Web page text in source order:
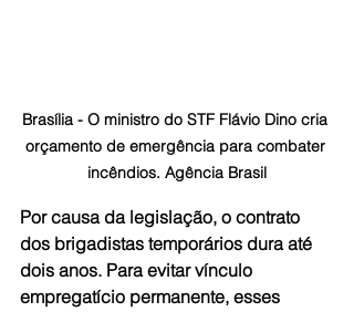
Brasília - O ministro do STF Flávio Dino cria
orçamento de emergência para combater
incêndios. Agência Brasil
Por causa da legislação, o contrato
dos brigadistas temporários dura até
dois anos. Para evitar vínculo
empregatício permanente, esses